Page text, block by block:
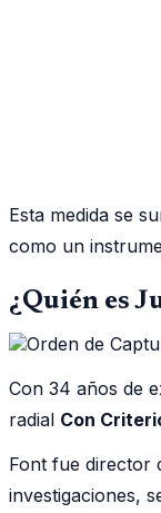
Esta medida se
como un
¿Quién es
Con 34 años de
radial Con
Font fue director
investigaciones,